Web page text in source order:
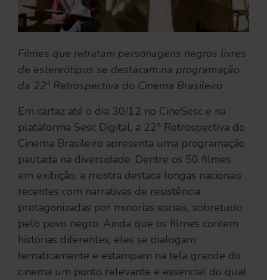
Filmes que retratam personagens negros livres
de estereótipos se destacam na programação
da 22ª Retrospectiva do Cinema Brasileiro
Em cartaz até o dia 30/12 no CineSesc e na
plataforma Sesc Digital, a 22ª Retrospectiva do
Cinema Brasileiro apresenta uma programação
pautada na diversidade. Dentre os 50 filmes
em exibição, a mostra destaca longas nacionais
recentes com narrativas de resistência
protagonizadas por minorias sociais, sobretudo
pelo povo negro. Ainda que os filmes contem
histórias diferentes, eles se dialogam
tematicamente e estampam na tela grande do
cinema um ponto relevante e essencial do qual